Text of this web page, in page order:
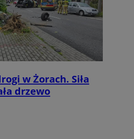
w Żorach. Siła
drzewo